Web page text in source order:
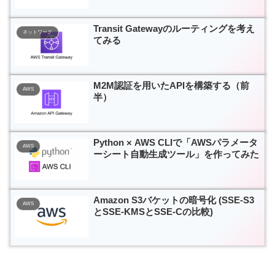
ネットワーク
Transit Gatewayのルーティングを考え
てみる
AWS
M2M認証を用いたAPIを構築する（前
半）
AWS
Python × AWS CLIで「AWSパラメータ
ーシート自動生成ツール」を作ってみた
AWS
Amazon S3バケットの暗号化 (SSE-S3
とSSE-KMSとSSE-Cの比較)